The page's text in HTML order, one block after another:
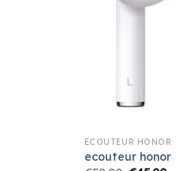
ECOUTEUR HONOR
ecouteur honor